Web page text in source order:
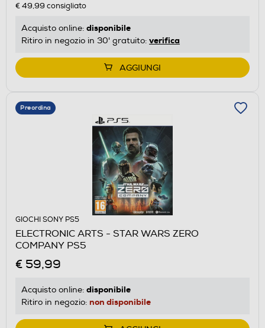
€ 49,99 consigliato
Acquisto online: disponibile
Ritiro in negozio in 30' gratuito: verifica
AGGIUNGI
Preordina
GIOCHI SONY PS5
ELECTRONIC ARTS - STAR WARS ZERO
COMPANY PS5
€ 59,99
Acquisto online: disponibile
Ritiro in negozio: non disponibile